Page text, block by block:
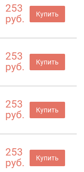
253
руб.
Купить
253
руб.
Купить
253
руб.
Купить
253
руб.
Купить